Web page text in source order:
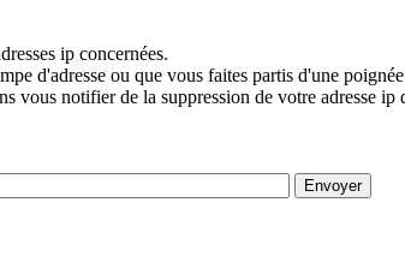
ip concernées.
d'adresse ou que vous faites partis d'une
notifier de la suppression de votre adresse ip